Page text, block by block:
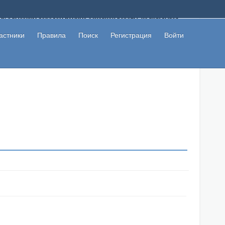
с высоким доходом помимо основной работы, не вкладывая
не попались на развод. Вы сможете начать зарабатывать
Правила Поиск Регистрация Войти